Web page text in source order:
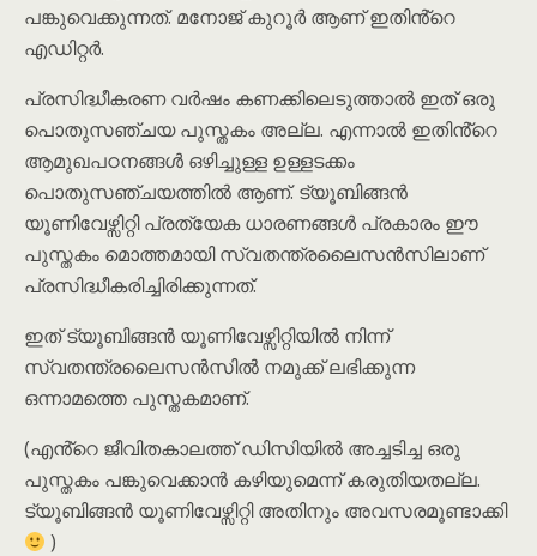
പങ്കുവെക്കുന്നത്. മനോജ് കുറൂർ ആണ് ഇതിൻ്റെ
എഡിറ്റർ.
പ്രസിദ്ധീകരണ വർഷം കണക്കിലെടുത്താൽ ഇത് ഒരു
പൊതുസഞ്ചയ പുസ്തകം അല്ല. എന്നാൽ ഇതിൻ്റെ
ആമുഖപഠനങ്ങൾ ഒഴിച്ചുള്ള ഉള്ളടക്കം
പൊതുസഞ്ചയത്തിൽ ആണ്. ട്യൂബിങ്ങൻ
യൂണിവേഴ്സിറ്റി പ്രത്യേക ധാരണങ്ങൾ പ്രകാരം ഈ
പുസ്തകം മൊത്തമായി സ്വതന്ത്രലൈസൻസിലാണ്
പ്രസിദ്ധീകരിച്ചിരിക്കുന്നത്.
ഇത് ട്യൂബിങ്ങൻ യൂണിവേഴ്സിറ്റിയിൽ നിന്ന്
സ്വതന്ത്രലൈസൻസിൽ നമുക്ക് ലഭിക്കുന്ന
ഒന്നാമത്തെ പുസ്തകമാണ്.
(എൻ്റെ ജീവിതകാലത്ത് ഡിസിയിൽ അച്ചടിച്ച ഒരു
പുസ്തകം പങ്കുവെക്കാൻ കഴിയുമെന്ന് കരുതിയതല്ല.
ട്യൂബിങ്ങൻ യൂണിവേഴ്സിറ്റി അതിനും അവസരമൂണ്ടാക്കി
)